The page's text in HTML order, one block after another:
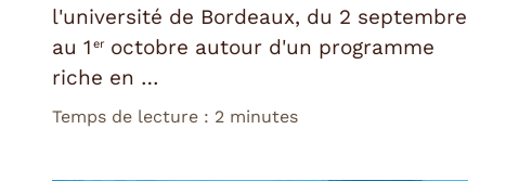
l'université de Bordeaux, du 2 septembre
au 1 er octobre autour d'un programme
riche en …
Temps de lecture : 2 minutes